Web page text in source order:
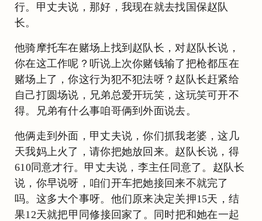
行。甲丈夫说，那好，我现在就去找国保赵队
长。
他骑摩托车在赌场上找到赵队长，对赵队长说，
你在这工作呢？听说上次你赌钱输了把枪都压在
赌场上了，你这行为犯不犯法呀？赵队长赶紧给
自己打圆场说，兄弟总爱开玩笑，这玩笑可开不
得。兄弟有什么事咱哥俩到外面说去。
他俩走到外面，甲丈夫说，你们抓我老婆，这几
天我妈上火了，请你把她放回来。赵队长说，得
610同意才行。甲丈夫说，李主任同意了。赵队长
说，你早说呀，咱们开车把她接回来不就完了
吗。这多大个事呀。他们原来决定关押15天，结
果12天就把甲同修接回家了。同时把和她在一起